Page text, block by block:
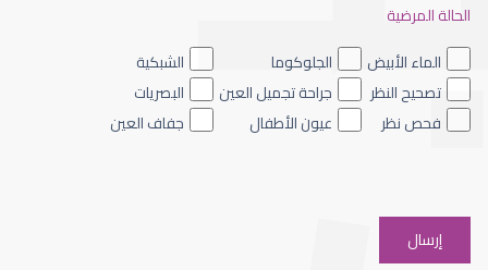
ضعف نظر العين اليسرى
الحالة المرضية
الماء الأبيض
الجلوكوما
الشبكية
تصحيح النظر
جراحة تجميل العين
البصريات
فحص نظر
عيون الأطفال جفاف العين